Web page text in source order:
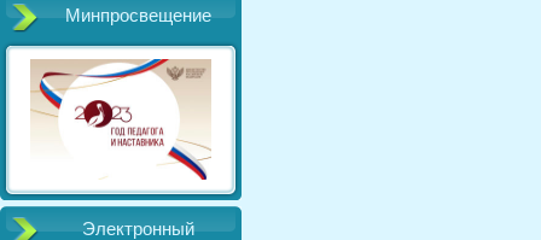
Минпросвещение
Электронный